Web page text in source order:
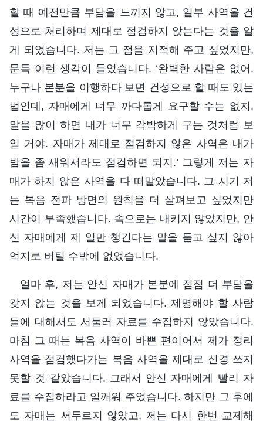
할 때 예전만큼 부담을 느끼지 않고, 일부 사역을 건
성으로 처리하며 제대로 점검하지 않는다는 것을 알
게 되었습니다. 저는 그 점을 지적해 주고 싶었지만,
문득 이런 생각이 들었습니다. ‘완벽한 사람은 없어.
누구나 본분을 이행하다 보면 건성으로 할 때도 있는
법인데, 자매에게 너무 까다롭게 요구할 수는 없지.
말을 많이 하면 내가 너무 각박하게 구는 것처럼 보
일 거야. 자매가 제대로 점검하지 않은 사역은 내가
밤을 좀 새워서라도 점검하면 되지.’ 그렇게 저는 자
매가 하지 않은 사역을 다 떠맡았습니다. 그 시기 저
는 복음 전파 방면의 원칙을 더 살펴보고 싶었지만
시간이 부족했습니다. 속으로는 내키지 않았지만, 안
신 자매에게 제 일만 챙긴다는 말을 듣고 싶지 않아
억지로 버틸 수밖에 없었습니다.
얼마 후, 저는 안신 자매가 본분에 점점 더 부담을
갖지 않는 것을 보게 되었습니다. 제명해야 할 사람
들에 대해서도 서둘러 자료를 수집하지 않았습니다.
마침 그 때는 복음 사역이 바쁜 편이어서 제가 정리
사역을 점검했다가는 복음 사역을 제대로 신경 쓰지
못할 것 같았습니다. 그래서 안신 자매에게 빨리 자
료를 수집하라고 일깨워 주었습니다. 하지만 그 후에
도 자매는 서두르지 않았고, 저는 다시 한번 교제해